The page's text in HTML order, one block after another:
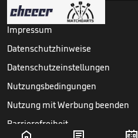
Impressum
Datenschutzhinweise
Datenschutzeinstellungen
Nutzungsbedingungen
Nutzung mit Werbung beenden
Barrierefreiheit